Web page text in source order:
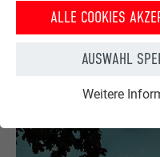
ALLE COOKIES
AUSWAHL
Weitere
verschiedensten Themen
Möglichkeit in die Tiefe
Architekt sehr gut ergänzt.“